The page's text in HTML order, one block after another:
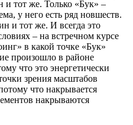
и тот же. Только «Бук» –
у него есть ряд новшеств.
и тот же. И всегда это
– на встречном курсе
в какой точке «Бук»
произошло в районе
что это энергетически
зрения масштабов
что накрывается
накрываются